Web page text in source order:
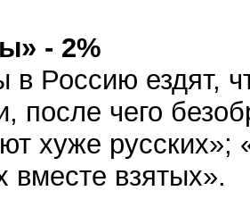
- 2%
в Россию ездят,
после чего
хуже русских»;
вместе взятых».